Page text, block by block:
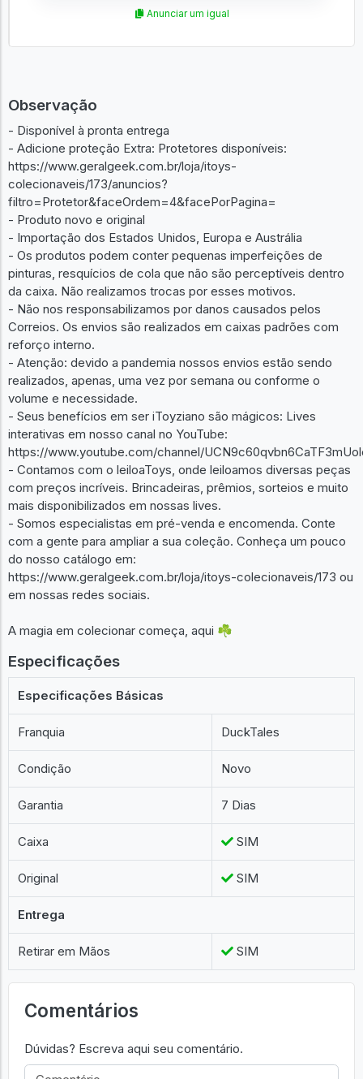
Anunciar um igual
Observação
- Disponível à pronta entrega
- Adicione proteção Extra: Protetores disponíveis:
https://www.geralgeek.com.br/loja/itoys-
colecionaveis/173/anuncios?
filtro=Protetor&faceOrdem=4&facePorPagina=
- Produto novo e original
- Importação dos Estados Unidos, Europa e Austrália
- Os produtos podem conter pequenas imperfeições de
pinturas, resquícios de cola que não são perceptíveis dentro
da caixa. Não realizamos trocas por esses motivos.
- Não nos responsabilizamos por danos causados pelos
Correios. Os envios são realizados em caixas padrões com
reforço interno.
- Atenção: devido a pandemia nossos envios estão sendo
realizados, apenas, uma vez por semana ou conforme o
volume e necessidade.
- Seus benefícios em ser iToyziano são mágicos: Lives
interativas em nosso canal no YouTube:
https://www.youtube.com/channel/
- Contamos com o leiloaToys, onde leiloamos diversas peças
com preços incríveis. Brincadeiras, prêmios, sorteios e muito
mais disponibilizados em nossas lives.
- Somos especialistas em pré-venda e encomenda. Conte
com a gente para ampliar a sua coleção. Conheça um pouco
do nosso catálogo em:
https://www.geralgeek.com.br/loja/itoys-colecionaveis/173 ou
em nossas redes sociais.
A magia em colecionar começa, aqui ☘️
Especificações
Especificações Básicas
Franquia DuckTales
Condição Novo
Garantia 7 Dias
Caixa SIM
Original SIM
Entrega
Retirar em Mãos SIM
Comentários
Dúvidas? Escreva aqui seu comentário.